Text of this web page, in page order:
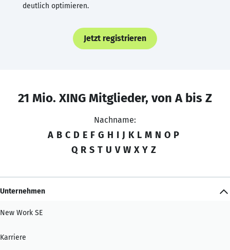
deutlich optimieren.
Jetzt registrieren
21 Mio. XING Mitglieder, von A bis Z
Nachname:
A B C D E F G H I J K L M N O P
Q R S T U V W X Y Z
Unternehmen
New Work SE
Karriere